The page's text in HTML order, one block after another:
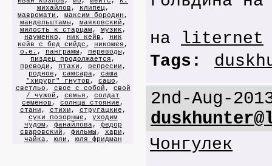
михайлов , клипец,
мавромати , максим бородин ,
мандельштамы , маяковский ,
милость к старцам , музик ,
науменко , ник кейв ,
ник
кейв с бед сийдс , никомея ,
о.е. , панграмы , переводы ,
пиздец продолжается ,
преводи , птахи , репресии ,
родное , самсара, саша
"хирург" гнутов , сашо ,
светльо , свое с собой , свой
/ чужой , семья , солдат
семенов , солнца стояние ,
стани , стихи , стругацкие ,
суки позорные , уходим
чудом , фанайлова, федор
сваровский , фильмы , хари ,
чайка, юли , юля фридман
на liternet
Tags:
2nd-Aug-
Чонгулек